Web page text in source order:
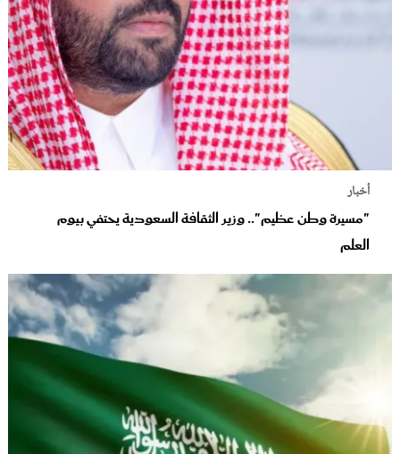
أخبار
"مسيرة وطن عظيم".. وزير الثقافة السعودية يحتفي بيوم
العلم